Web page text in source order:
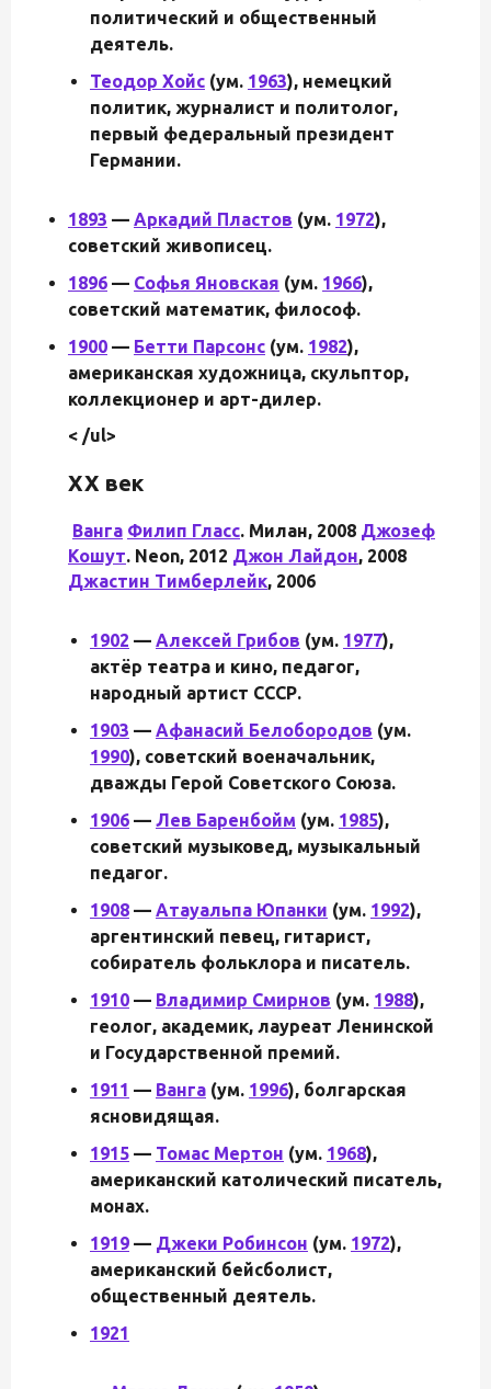
политический и общественный
деятель.
Теодор Хойс (ум. 1963), немецкий
политик, журналист и политолог,
первый федеральный президент
Германии.
1893 — Аркадий Пластов (ум. 1972),
советский живописец.
1896 — Софья Яновская (ум. 1966),
советский математик, философ.
1900 — Бетти Парсонс (ум. 1982),
американская художница, скульптор,
коллекционер и арт-дилер.
< /ul>
XX век
Ванга Филип Гласс. Милан, 2008 Джозеф
Кошут. Neon, 2012 Джон Лайдон, 2008
Джастин Тимберлейк, 2006
1902 — Алексей Грибов (ум. 1977),
актёр театра и кино, педагог,
народный артист СССР.
1903 — Афанасий Белобородов (ум.
1990), советский военачальник,
дважды Герой Советского Союза.
1906 — Лев Баренбойм (ум. 1985),
советский музыковед, музыкальный
педагог.
1908 — Атауальпа Юпанки (ум. 1992),
аргентинский певец, гитарист,
собиратель фольклора и писатель.
1910 — Владимир Смирнов (ум. 1988),
геолог, академик, лауреат Ленинской
и Государственной премий.
1911 — Ванга (ум. 1996), болгарская
ясновидящая.
1915 — Томас Мертон (ум. 1968),
американский католический писатель,
монах.
1919 — Джеки Робинсон (ум. 1972),
американский бейсболист,
общественный деятель.
1921